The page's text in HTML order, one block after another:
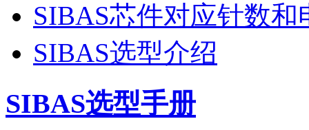
SIBAS芯件对应针数和
SIBAS选型介绍
SIBAS选型手册